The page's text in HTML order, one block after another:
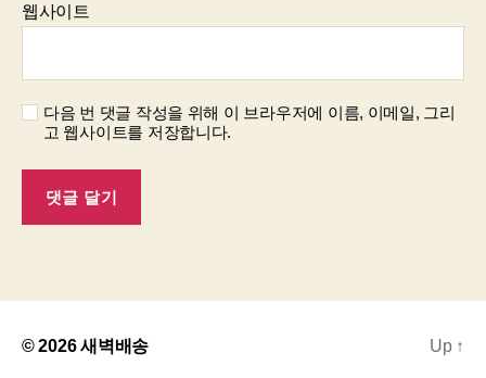
웹사이트
다음 번 댓글 작성을 위해 이 브라우저에 이름, 이메일, 그리
고 웹사이트를 저장합니다.
© 2026새벽배송 Up ↑